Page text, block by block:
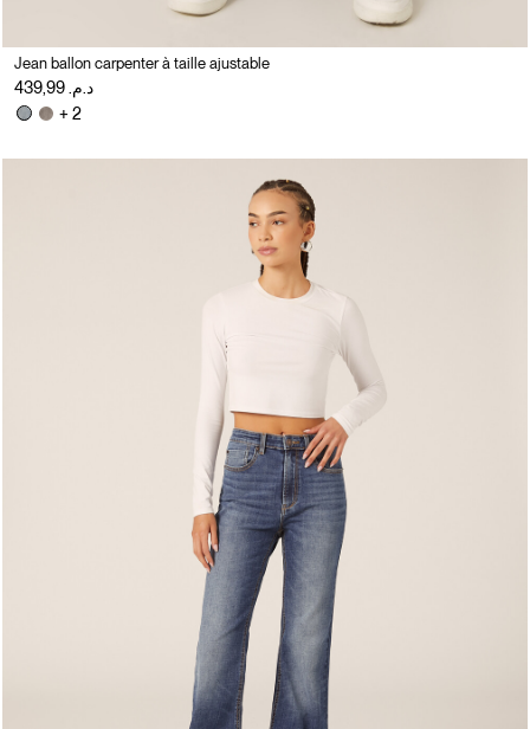
Jean ballon carpenter à taille ajustable
د.م. 439,99
+ 2